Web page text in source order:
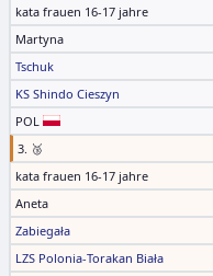
kata frauen 16-17 jahre
Martyna
Tschuk
KS Shindo Cieszyn
POL
3. 🥉
kata frauen 16-17 jahre
Aneta
Zabiegała
LZS Polonia-Torakan Biała